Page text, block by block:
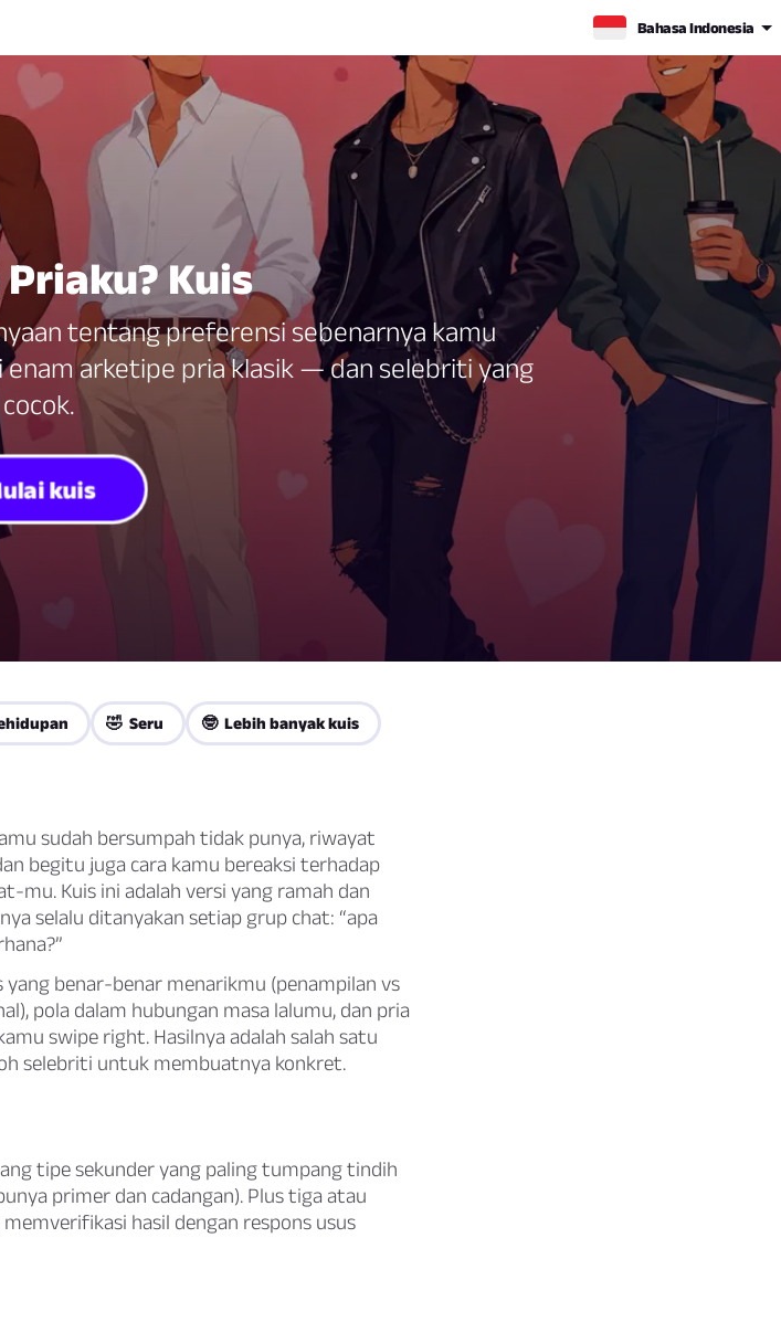
Bahasa Indonesia
Kuis
tentang preferensi sebenarnya kamu
arketipe pria klasik — dan selebriti yang
cocok.
kuis
🤣 Seru 🤓 Lebih banyak kuis
sudah bersumpah tidak punya, riwayat
begitu juga cara kamu bereaksi terhadap
mu. Kuis ini adalah versi yang ramah dan
selalu ditanyakan setiap grup chat: “apa
benar-benar menarikmu (penampilan vs
pola dalam hubungan masa lalumu, dan pria
swipe right. Hasilnya adalah salah satu
selebriti untuk membuatnya konkret.
tipe sekunder yang paling tumpang tindih
primer dan cadangan). Plus tiga atau
hasil dengan respons usus